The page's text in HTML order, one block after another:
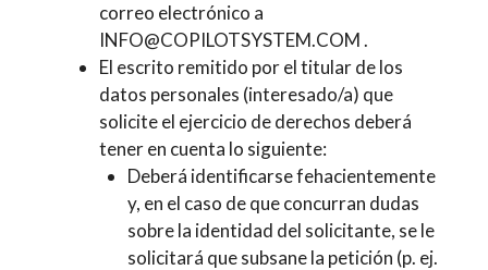
correo electrónico a
INFO@COPILOTSYSTEM.COM .
El escrito remitido por el titular de los
datos personales (interesado/a) que
solicite el ejercicio de derechos deberá
tener en cuenta lo siguiente:
Deberá identificarse fehacientemente
y, en el caso de que concurran dudas
sobre la identidad del solicitante, se le
solicitará que subsane la petición (p. ej.